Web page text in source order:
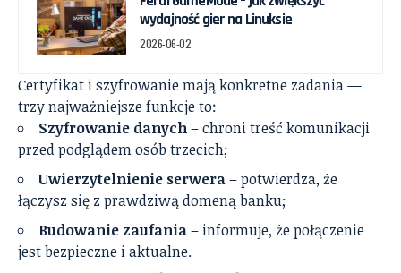
wydajność gier na Linuksie
2026-06-02
Certyfikat i szyfrowanie mają konkretne zadania —
trzy najważniejsze funkcje to:
Szyfrowanie danych– chroni treść komunikacji
przed podglądem osób trzecich;
Uwierzytelnienie serwera– potwierdza, że
łączysz się z prawdziwą domeną banku;
Budowanie zaufania– informuje, że połączenie
jest bezpieczne i aktualne.